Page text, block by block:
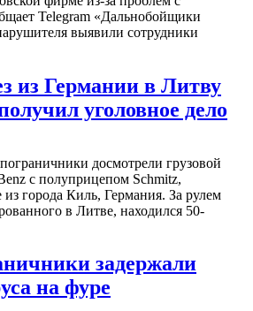
Telegram «Дальнобойщики
выявили сотрудники
из Германии в Литву
уголовное дело
досмотрели грузовой
с полуприцепом Schmitz,
города Киль, Германия. За рулем
в Литве, находился 50-
задержали
на фуре